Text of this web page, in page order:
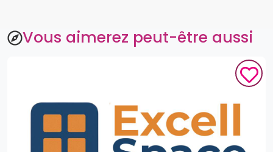
Omnisport, Yaoundé, CM
(1